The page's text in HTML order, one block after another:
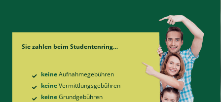
Sie zahlen beim Studentenring…
keineAufnahme­gebühren
keineVermittlungs­gebühren
keineGrund­gebühren